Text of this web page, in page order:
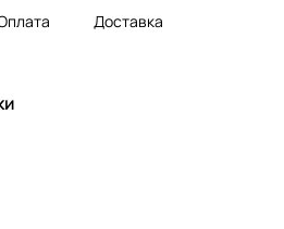
Доставка